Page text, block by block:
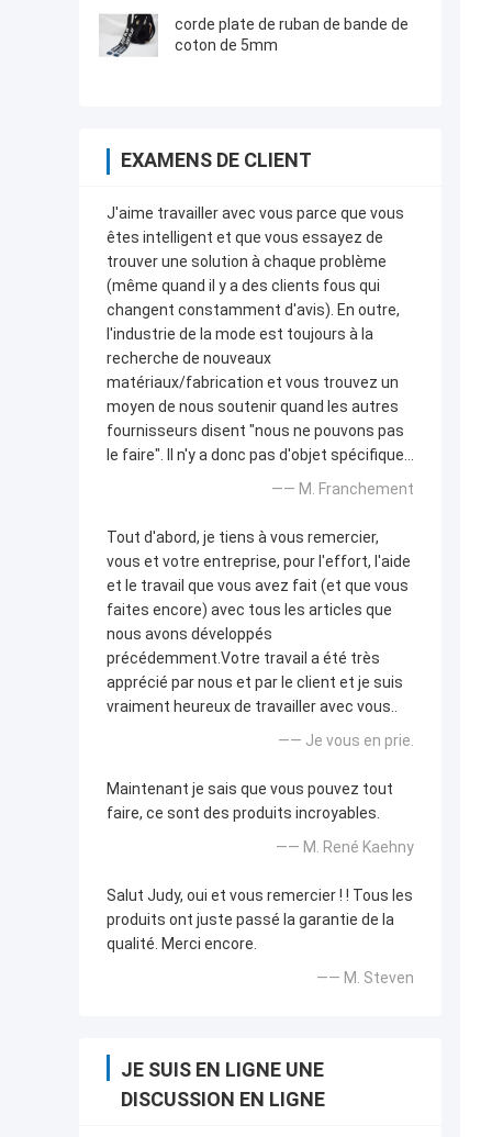
corde plate de ruban de bande de
coton de 5mm
EXAMENS DE CLIENT
J'aime travailler avec vous parce que vous
êtes intelligent et que vous essayez de
trouver une solution à chaque problème
(même quand il y a des clients fous qui
changent constamment d'avis). En outre,
l'industrie de la mode est toujours à la
recherche de nouveaux
matériaux/fabrication et vous trouvez un
moyen de nous soutenir quand les autres
fournisseurs disent "nous ne pouvons pas
le faire". Il n'y a donc pas d'objet spécifique...
—— M. Franchement
Tout d'abord, je tiens à vous remercier,
vous et votre entreprise, pour l'effort, l'aide
et le travail que vous avez fait (et que vous
faites encore) avec tous les articles que
nous avons développés
précédemment.Votre travail a été très
apprécié par nous et par le client et je suis
vraiment heureux de travailler avec vous..
—— Je vous en prie.
Maintenant je sais que vous pouvez tout
faire, ce sont des produits incroyables.
—— M. René Kaehny
Salut Judy, oui et vous remercier ! ! Tous les
produits ont juste passé la garantie de la
qualité. Merci encore.
—— M. Steven
JE SUIS EN LIGNE UNE
DISCUSSION EN LIGNE